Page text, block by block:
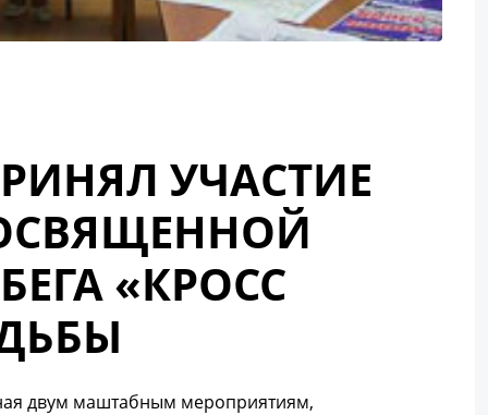
УЧАСТИЕ
«КРОСС
двум маштабным мероприятиям,